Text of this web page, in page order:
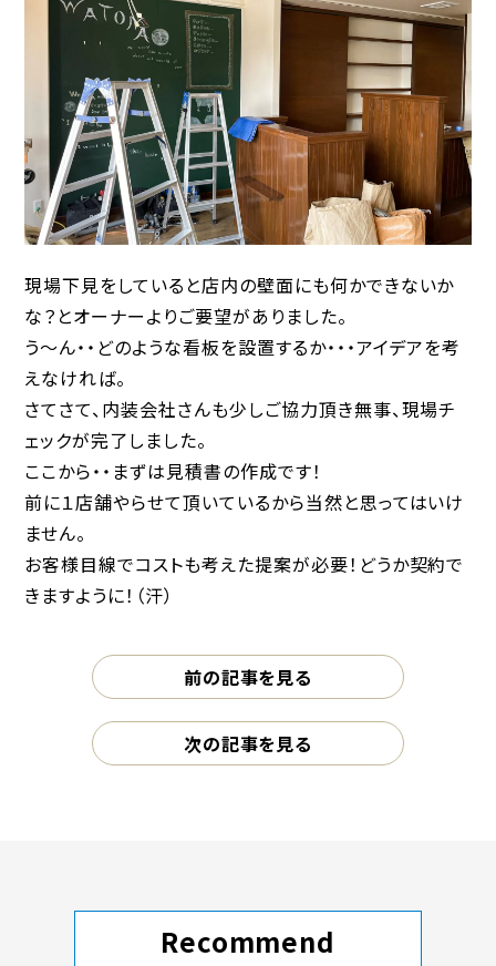
現場下見をしていると店内の壁面にも何かできないか
な？とオーナーよりご要望がありました。
う〜ん・・どのような看板を設置するか・・・アイデアを考
えなければ。
さてさて、内装会社さんも少しご協力頂き無事、現場チ
ェックが完了しました。
ここから・・まずは見積書の作成です！
前に１店舗やらせて頂いているから当然と思ってはいけ
ません。
お客様目線でコストも考えた提案が必要！どうか契約で
きますように！（汗）
前の記事を見る
次の記事を見る
Recommend